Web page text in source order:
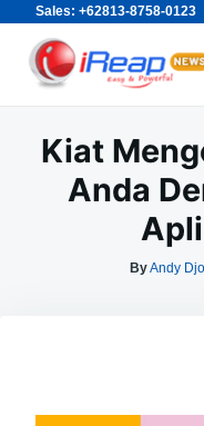
Sales: +62813-8758-0123
Skip
content
Search
for:
Kiat
Anda
ByAndy